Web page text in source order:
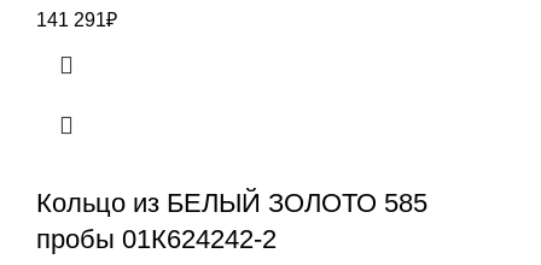
141 291₽
Кольцо из БЕЛЫЙ ЗОЛОТО 585
пробы 01К624242-2